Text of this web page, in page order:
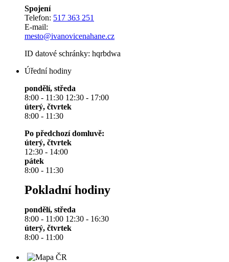
Spojení
Telefon: 517 363 251
E-mail:
mesto@ivanovicenahane.cz
ID datové schránky: hqrbdwa
Úřední hodiny
pondělí, středa
8:00 - 11:30 12:30 - 17:00
úterý, čtvrtek
8:00 - 11:30
Po předchozí domluvě:
úterý, čtvrtek
12:30 - 14:00
pátek
8:00 - 11:30
Pokladní hodiny
pondělí, středa
8:00 - 11:00 12:30 - 16:30
úterý, čtvrtek
8:00 - 11:00